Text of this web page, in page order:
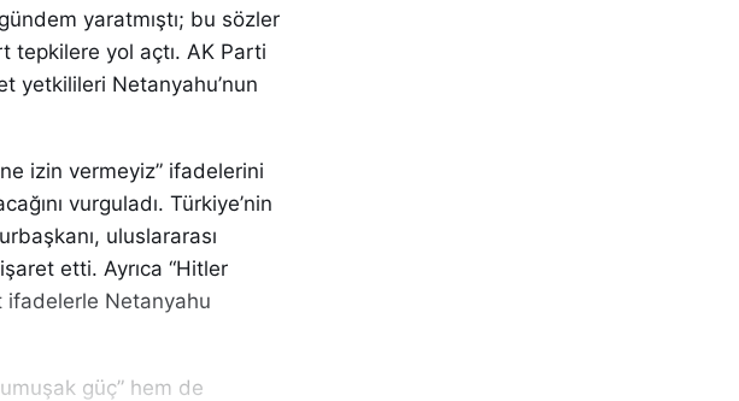
yaratmıştı; bu sözler
tepkilere yol açtı. AK Parti
yetkilileri Netanyahu’nun
izin vermeyiz” ifadelerini
vurguladı. Türkiye’nin
uluslararası
etti. Ayrıca “Hitler
ifadelerle Netanyahu
güç” hem de